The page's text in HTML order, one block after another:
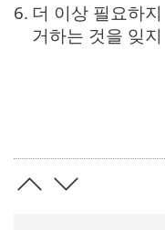
6. 더 이상 필요하
거하는 것을 잊